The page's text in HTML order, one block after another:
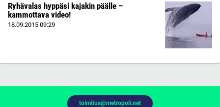
Ryhävalas hyppäsi kajakin päälle –
kammottava video!
18.09.2015 09:29
toimitus@metropoli.net